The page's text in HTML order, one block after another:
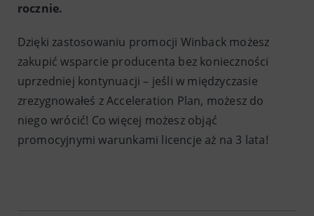
rocznie.
Dzięki zastosowaniu promocji Winback możesz
zakupić wsparcie producenta bez konieczności
uprzedniej kontynuacji – jeśli w międzyczasie
zrezygnowałeś z Acceleration Plan, możesz do
niego wrócić! Co więcej możesz objąć
promocyjnymi warunkami licencje aż na 3 lata!